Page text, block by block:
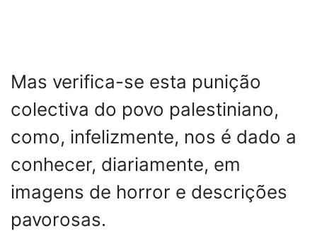
Mas verifica-se esta punição
colectiva do povo palestiniano,
como, infelizmente, nos é dado a
conhecer, diariamente, em
imagens de horror e descrições
pavorosas.